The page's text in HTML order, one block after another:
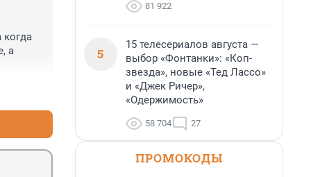
а
81 922
5
15 телесериалов августа —
выбор «Фонтанки»: «Коп-
звезда», новые «Тед Лассо»
и «Джек Ричер»,
«Одержимость»
58 704 27
ПРОМОКОДЫ